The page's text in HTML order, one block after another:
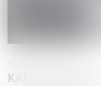
40 uur
KAM Coördinator